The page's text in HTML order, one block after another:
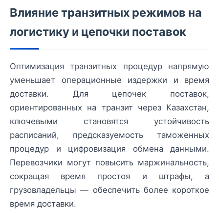
Влияние транзитных режимов на
логистику и цепочки поставок
Оптимизация транзитных процедур напрямую
уменьшает операционные издержки и время
доставки. Для цепочек поставок,
ориентированных на транзит через Казахстан,
ключевыми становятся устойчивость
расписаний, предсказуемость таможенных
процедур и цифровизация обмена данными.
Перевозчики могут повысить маржинальность,
сокращая время простоя и штрафы, а
грузовладельцы — обеспечить более короткое
время доставки.